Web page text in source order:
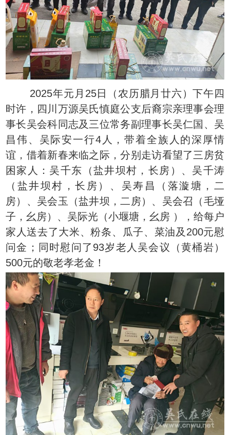
2025年元月25日（农历腊月廿六）下午四
时许，四川万源吴氏慎庭公支后裔宗亲理事会理
事长吴会科同志及三位常务副理事长吴仁国、吴
昌伟、吴际安一行4人，带着全族人的深厚情
谊，借着新春来临之际，分别走访看望了三房贫
困家人：吴千东（盐井坝村，长房）、吴千涛
（盐井坝村，长房）、吴寿昌（落漩塘，二
房）、吴会玉（盐井坝，二房）、吴会召（毛垭
子，幺房）、吴际光（小堰塘，幺房 ），给每户
家人送去了大米、粉条、瓜子、菜油及200元慰
问金；同时慰问了93岁老人吴会议（黄桶岩）
500元的敬老孝老金！